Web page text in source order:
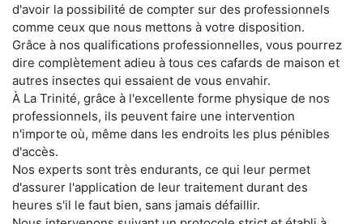
d'avoir la possibilité de compter sur des professionnels
comme ceux que nous mettons à votre disposition.
Grâce à nos qualifications professionnelles, vous pourrez
dire complètement adieu à tous ces cafards de maison et
autres insectes qui essaient de vous envahir.
À La Trinité, grâce à l'excellente forme physique de nos
professionnels, ils peuvent faire une intervention
n'importe où, même dans les endroits les plus pénibles
d'accès.
Nos experts sont très endurants, ce qui leur permet
d'assurer l'application de leur traitement durant des
heures s'il le faut bien, sans jamais défaillir.